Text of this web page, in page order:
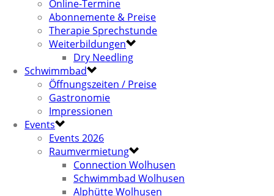
Online-Termine
Abonnemente & Preise
Therapie Sprechstunde
Weiterbildungen
Dry Needling
Schwimmbad
Öffnungszeiten / Preise
Gastronomie
Impressionen
Events
Events 2026
Raumvermietung
Connection Wolhusen
Schwimmbad Wolhusen
Alphütte Wolhusen